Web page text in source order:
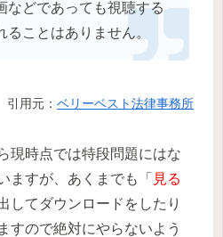
などであっても視聴する
ことはありません。
引用元： ベリーベスト法律事務所
現時点では特段問題にはな
ますが、あくまでも「 見る
してダウンロードをしたり
すので絶対にやらないよう